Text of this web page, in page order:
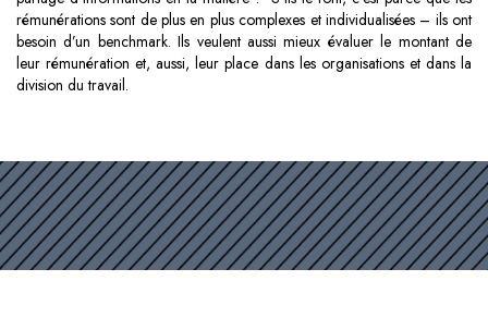
rémunérations sont de plus en plus complexes et individualisées – ils ont
besoin d’un benchmark. Ils veulent aussi mieux évaluer le montant de
leur rémunération et, aussi, leur place dans les organisations et dans la
division du travail.